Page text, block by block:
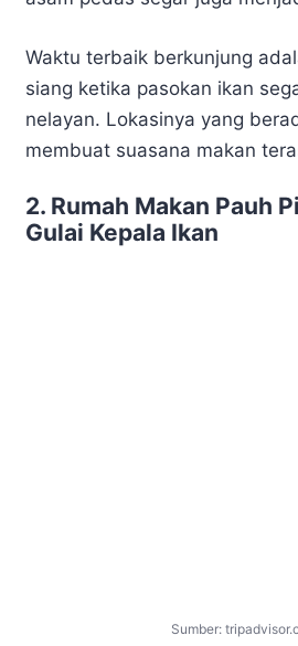
Waktu terbaik berkunjung
siang ketika pasokan ikan
nelayan. Lokasinya yang
membuat suasana makan
2. Rumah Makan Pauh
Gulai Kepala Ikan
Sumber: